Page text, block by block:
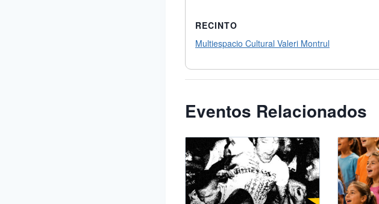
RECINTO
Multiespacio Cultural Valeri Montrul
Eventos Relacionados